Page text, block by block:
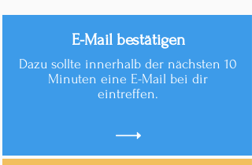
E-Mail bestätigen
Dazu sollte innerhalb der nächsten 10
Minuten eine E-Mail bei dir
eintreffen.